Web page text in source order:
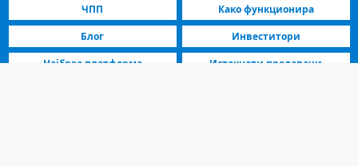
ЧПП
Како функционира
Блог
Инвеститори
Најбрза платформа
Истакнати продавачи